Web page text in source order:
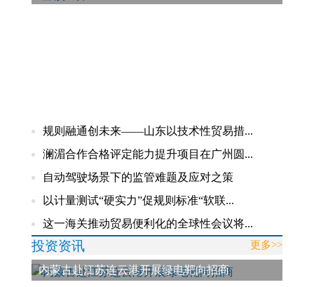
规则融通创未来——山东以技术性贸易措...
澜湄合作合格评定能力提升项目在广州圆...
自动驾驶场景下的监管难题及应对之策
以计量测试“硬实力”促规则标准“软联...
这一海关推动贸易便利化的全球性会议将...
投资资讯 更多>>
内蒙古赴江苏连云港开展绿电靶向招商